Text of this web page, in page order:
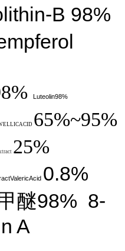
B 98%
Luteolin98%
65%~95%
25%
0.8%
醚98% 8-
A